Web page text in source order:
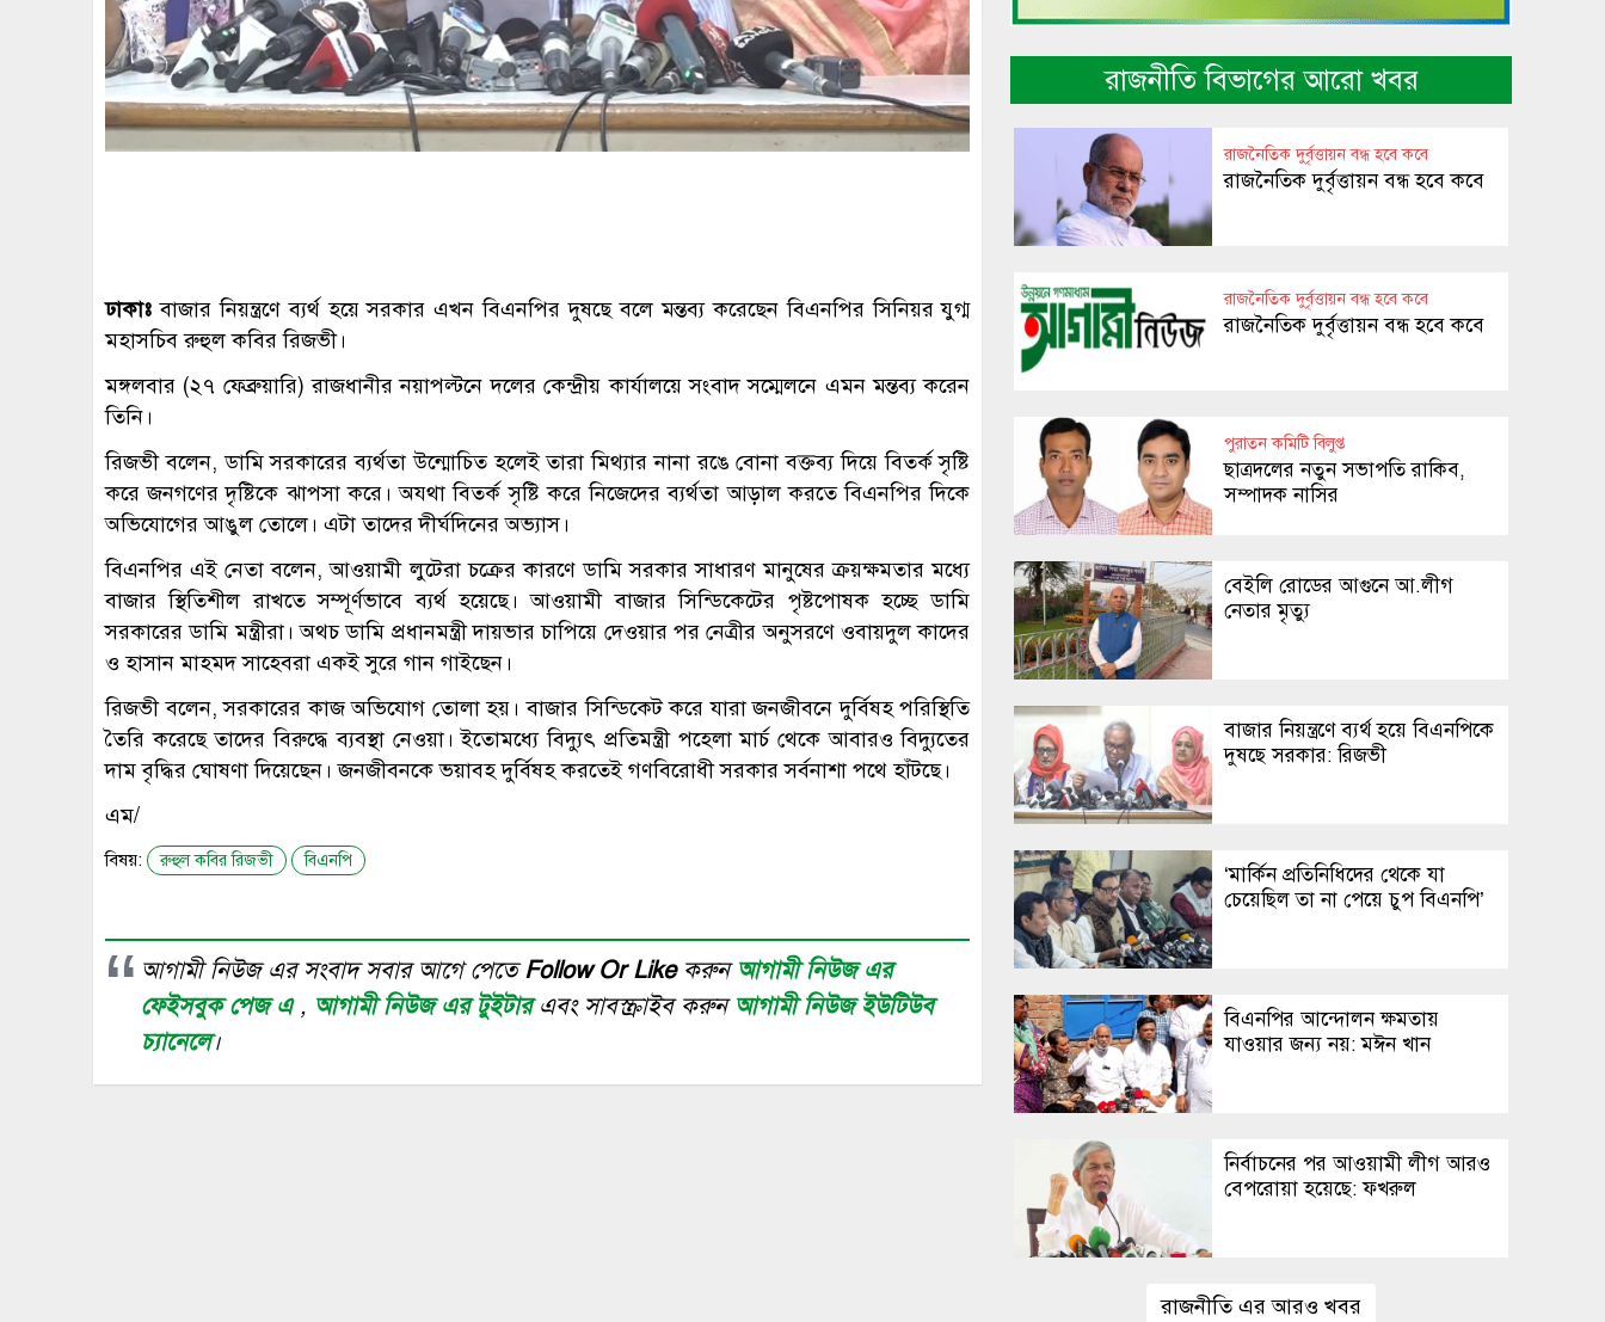
ঢাকাঃ বাজার নিয়ন্ত্রণে ব্যর্থ হয়ে সরকার এখন বিএনপির দুষছে বলে মন্তব্য করেছেন বিএনপির সিনিয়র যুগ্ম
মহাসচিব রুহুল কবির রিজভী।
মঙ্গলবার (২৭ ফেব্রুয়ারি) রাজধানীর নয়াপল্টনে দলের কেন্দ্রীয় কার্যালয়ে সংবাদ সম্মেলনে এমন মন্তব্য করেন
তিনি।
রিজভী বলেন, ডামি সরকারের ব্যর্থতা উন্মোচিত হলেই তারা মিথ্যার নানা রঙে বোনা বক্তব্য দিয়ে বিতর্ক সৃষ্টি
করে জনগণের দৃষ্টিকে ঝাপসা করে। অযথা বিতর্ক সৃষ্টি করে নিজেদের ব্যর্থতা আড়াল করতে বিএনপির দিকে
অভিযোগের আঙুল তোলে। এটা তাদের দীর্ঘদিনের অভ্যাস।
বিএনপির এই নেতা বলেন, আওয়ামী লুটেরা চক্রের কারণে ডামি সরকার সাধারণ মানুষের ক্রয়ক্ষমতার মধ্যে
বাজার স্থিতিশীল রাখতে সম্পূর্ণভাবে ব্যর্থ হয়েছে। আওয়ামী বাজার সিন্ডিকেটের পৃষ্টপোষক হচ্ছে ডামি
সরকারের ডামি মন্ত্রীরা। অথচ ডামি প্রধানমন্ত্রী দায়ভার চাপিয়ে দেওয়ার পর নেত্রীর অনুসরণে ওবায়দুল কাদের
ও হাসান মাহমদ সাহেবরা একই সুরে গান গাইছেন।
রিজভী বলেন, সরকারের কাজ অভিযোগ তোলা হয়। বাজার সিন্ডিকেট করে যারা জনজীবনে দুর্বিষহ পরিস্থিতি
তৈরি করেছে তাদের বিরুদ্ধে ব্যবস্থা নেওয়া। ইতোমধ্যে বিদ্যুৎ প্রতিমন্ত্রী পহেলা মার্চ থেকে আবারও বিদ্যুতের
দাম বৃদ্ধির ঘোষণা দিয়েছেন। জনজীবনকে ভয়াবহ দুর্বিষহ করতেই গণবিরোধী সরকার সর্বনাশা পথে হাঁটছে।
এম/
বিষয়: রুহুল কবির রিজভী বিএনপি
আগামী নিউজ এর সংবাদ সবার আগে পেতেFollow Or Likeকরুন আগামী নিউজ এর
ফেইসবুক পেজ এ , আগামী নিউজ এর টুইটারএবং সাবস্ক্রাইব করুন আগামী নিউজ ইউটিউব
চ্যানেলে।
রাজনীতি বিভাগের আরো খবর
রাজনৈতিক দুর্বৃত্তায়ন বন্ধ হবে কবে
রাজনৈতিক দুর্বৃত্তায়ন বন্ধ হবে কবে
রাজনৈতিক দুর্বৃত্তায়ন বন্ধ হবে কবে
রাজনৈতিক দুর্বৃত্তায়ন বন্ধ হবে কবে
পুরাতন কমিটি বিলুপ্ত
ছাত্রদলের নতুন সভাপতি রাকিব,
সম্পাদক নাসির
বেইলি রোডের আগুনে আ.লীগ
নেতার মৃত্যু
বাজার নিয়ন্ত্রণে ব্যর্থ হয়ে বিএনপিকে
দুষছে সরকার: রিজভী
‘মার্কিন প্রতিনিধিদের থেকে যা
চেয়েছিল তা না পেয়ে চুপ বিএনপি’
বিএনপির আন্দোলন ক্ষমতায়
যাওয়ার জন্য নয়: মঈন খান
নির্বাচনের পর আওয়ামী লীগ আরও
বেপরোয়া হয়েছে: ফখরুল
রাজনীতি এর আরও খবর